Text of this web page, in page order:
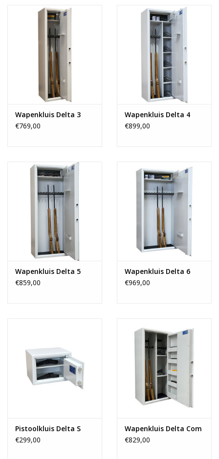
Wapenlengte:
Opslagcapaciteit:
4 geweren + accessoires
Hard schuim
Aantal binnenkluizen:
Binnenafmeting binnenkluis:
15 x 29 x 30 cm
Slot binnenkluis:
Sleutelslot met 2 sleutels
Verankeringsgat(en):
Achter- en bodemzijde
Wapenkluis Delta 3
€769,00
Wapenkluis Delta 4
€899,00
Wapenkluis Delta 5
€859,00
Wapenkluis Delta 6
€969,00
Pistoolkluis Delta S
€299,00
Wapenkluis Delta Com
€829,00